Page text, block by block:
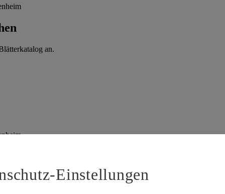
an.
Angebot:20 % Rabatt auf alle
MaoamEinstellungen